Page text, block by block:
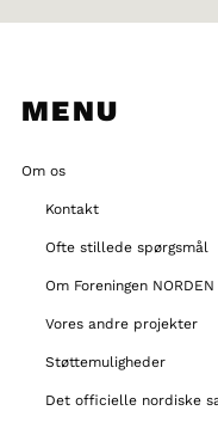
MENU
Om os
Kontakt
Ofte stillede spørgsmål
Om Foreningen NORDEN
Vores andre projekter
Støttemuligheder
Det officielle nordiske